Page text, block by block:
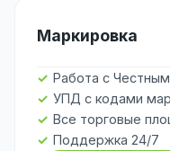
Маркировка
Работа с
УПД с кодами
Все торговые
Поддержка 24/7